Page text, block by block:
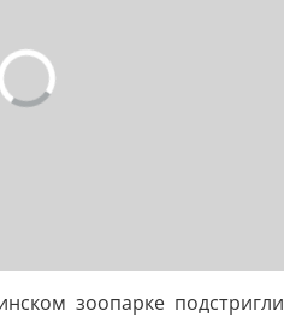
зоопарке подстригли